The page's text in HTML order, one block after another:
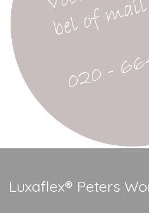
Luxaflex® Peters